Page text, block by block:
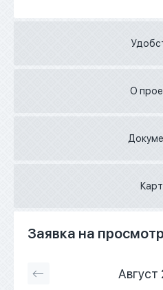
О
Заявка на просмотр
Август